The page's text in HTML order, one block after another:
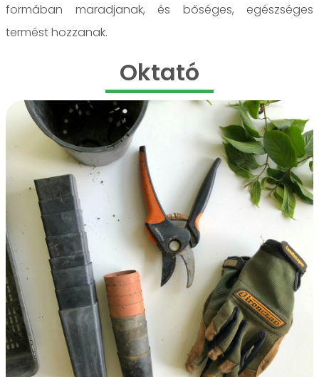
formában maradjanak, és bőséges, egészséges
termést hozzanak.
Oktató